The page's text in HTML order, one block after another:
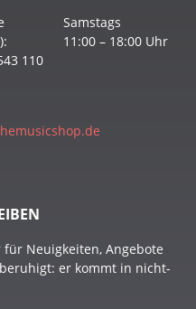
110
Samstags
11:00 – 18:00 Uhr
Neuigkeiten, Angebote
er kommt in nicht-